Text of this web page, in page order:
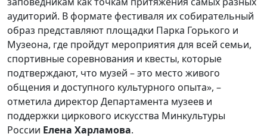
аудиторий. В формате фестиваля их собирательный
образ представляют площадки Парка Горького и
Музеона, где пройдут мероприятия для всей семьи,
спортивные соревнования и квесты, которые
подтверждают, что музей – это место живого
общения и доступного культурного опыта», –
отметила директор Департамента музеев и
поддержки циркового искусства Минкультуры
России Елена Харламова.